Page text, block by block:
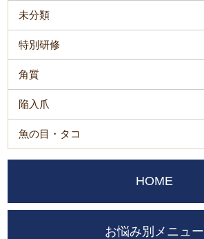
未分類
特別研修
角質
陥入爪
魚の目・タコ
HOME
お悩み別メニュー